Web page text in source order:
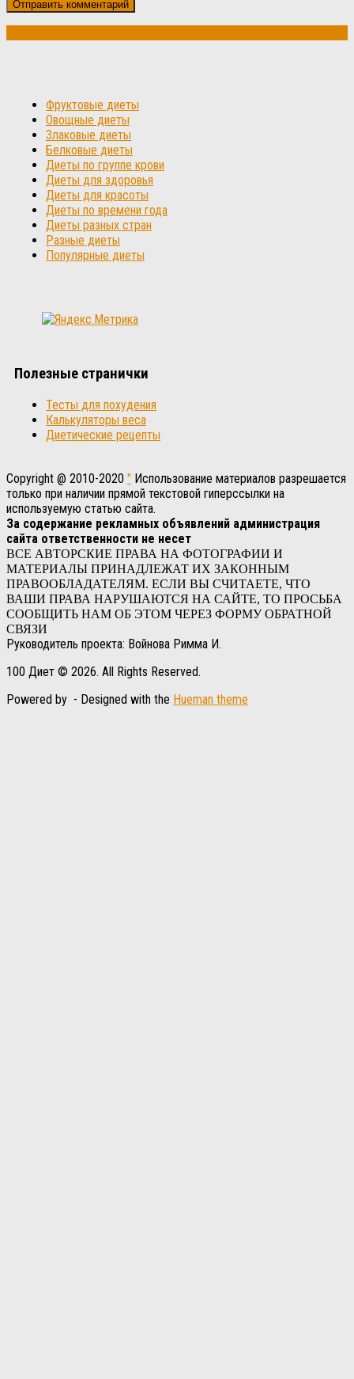
Фруктовые диеты
Овощные диеты
Злаковые диеты
Белковые диеты
Диеты по группе крови
Диеты для здоровья
Диеты для красоты
Диеты по времени года
Диеты разных стран
Разные диеты
Популярные диеты
Полезные странички
Тесты для похудения
Калькуляторы веса
Диетические рецепты
Copyright @ 2010-2020 " Использование материалов разрешается
только при наличии прямой текстовой гиперссылки на
используемую статью сайта.
За содержание рекламных объявлений администрация
сайта ответственности не несет
ВСЕ АВТОРСКИЕ ПРАВА НА ФОТОГРАФИИ И
МАТЕРИАЛЫ ПРИНАДЛЕЖАТ ИХ ЗАКОННЫМ
ПРАВООБЛАДАТЕЛЯМ. ЕСЛИ ВЫ СЧИТАЕТЕ, ЧТО
ВАШИ ПРАВА НАРУШАЮТСЯ НА САЙТЕ, ТО ПРОСЬБА
СООБЩИТЬ НАМ ОБ ЭТОМ ЧЕРЕЗ ФОРМУ ОБРАТНОЙ
СВЯЗИ
Руководитель проекта: Войнова Римма И.
100 Диет © 2026. All Rights Reserved.
Powered by - Designed with the Hueman theme